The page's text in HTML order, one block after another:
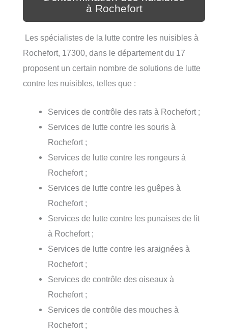
à Rochefort
Les spécialistes de la lutte contre les nuisibles à
Rochefort, 17300, dans le département du 17
proposent un certain nombre de solutions de lutte
contre les nuisibles, telles que :
Services de contrôle des rats à Rochefort ;
Services de lutte contre les souris à
Rochefort ;
Services de lutte contre les rongeurs à
Rochefort ;
Services de lutte contre les guêpes à
Rochefort ;
Services de lutte contre les punaises de lit
à Rochefort ;
Services de lutte contre les araignées à
Rochefort ;
Services de contrôle des oiseaux à
Rochefort ;
Services de contrôle des mouches à
Rochefort ;